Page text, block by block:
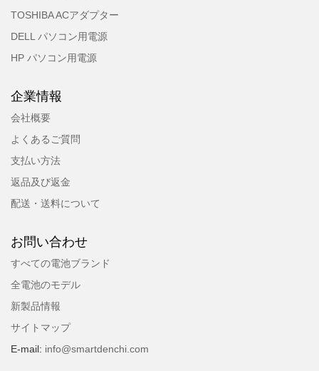
TOSHIBA ACアダプター
DELL パソコン用電源
HP パソコン用電源
企業情報
会社概要
よくあるご質問
支払い方法
返品及び返金
配送・送料について
お問い合わせ
すべての電池ブランド
全電池のモデル
新製品情報
サイトマップ
E-mail: info@smartdenchi.com